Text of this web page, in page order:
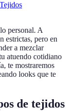
personal. A
estrictas, pero en
a mezclar
atuendo cotidiano
te mostraremos
looks que te
de tejidos